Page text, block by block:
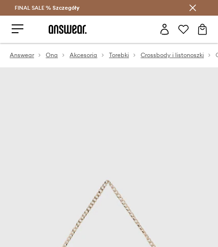
Oszczędzaj z Answear Club >
FINAL SALE % Szczegóły
Answear Ona Akcesoria Torebki Crossbody i listonoszki